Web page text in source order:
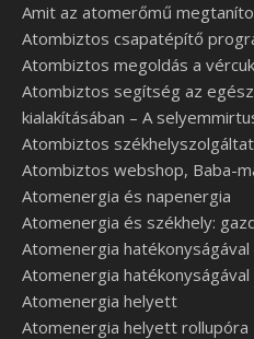
Amit az atomerőmű
Atombiztos csapatépítő
Atombiztos megoldás a
Atombiztos segítség az
kialakításában – A
Atombiztos
Atombiztos webshop, Baba-
Atomenergia és napenergia
Atomenergia és székhely:
Atomenergia
Atomenergia
Atomenergia helyett
Atomenergia helyett rollupóra